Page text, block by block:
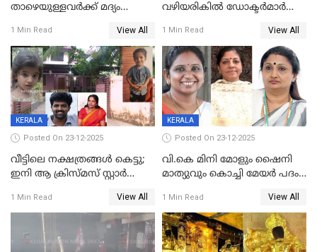
താഴെയുള്ളവർക്ക് മദ്യം
നടപടി;സ്ഥാപനങ്ങൾക്കെതിരെ
രണ്ട് കേസുകൾ
1 Min Read View All
വഴിയരികില്‍ ‌ഡോക്ടര്‍മാര്‍
മരണത്തിന് കീഴടങ്ങി
1 Min Read View All
KERALA
Posted On 23-12-2025
വീട്ടിലെ നക്ഷത്രങ്ങൾ കെട്ടു;
ഇനി ആ ക്രിസ്മസ് സ്റ്റാർ
വേണ്ടിയുള്ള
പിടിവലിക്കിടയിൽ
അപ്പൂപ്പനെതിരെ പോക്സോ
കേസ് ഒടുവിൽ 4 ജീവനുകൾ
1 Min Read View All
KERALA
Posted On 23-12-2025
വി.കെ മിനി മോളും ഷൈനി
മാത്യുവും കൊച്ചി മേയർ പദം
മേയറാകില്ല
1 Min Read View All